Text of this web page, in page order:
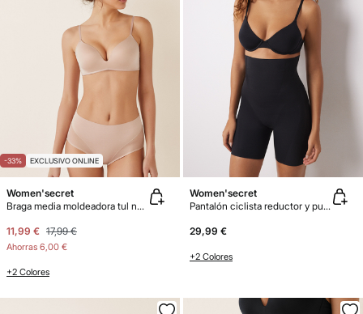
-33% EXCLUSIVO ONLINE
Women'secret
Braga media moldeadora tul nude
11,99 € 17,99 €
Ahorras 6,00 €
+2 Colores
Women'secret
Pantalón ciclista reductor y push up negro
29,99 €
+2 Colores